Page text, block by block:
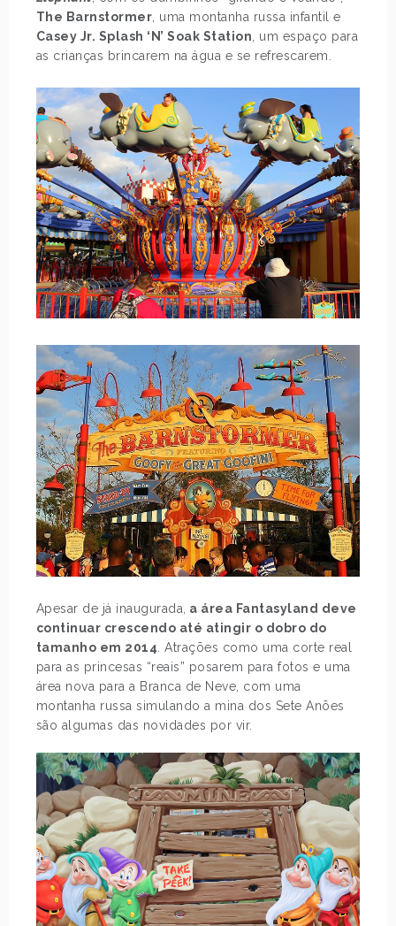
The Barnstormer , uma montanha russa infantil e
Casey Jr. Splash ‘N’ Soak Station , um espaço para
as crianças brincarem na água e se refrescarem.
Apesar de já inaugurada, a área Fantasyland deve
continuar crescendo até atingir o dobro do
tamanho em 2014 . Atrações como uma corte real
para as princesas “reais” posarem para fotos e uma
área nova para a Branca de Neve, com uma
montanha russa simulando a mina dos Sete Anões
são algumas das novidades por vir.